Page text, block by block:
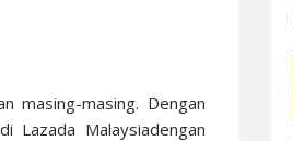
masing-masing. Dengan
Lazada Malaysiadengan